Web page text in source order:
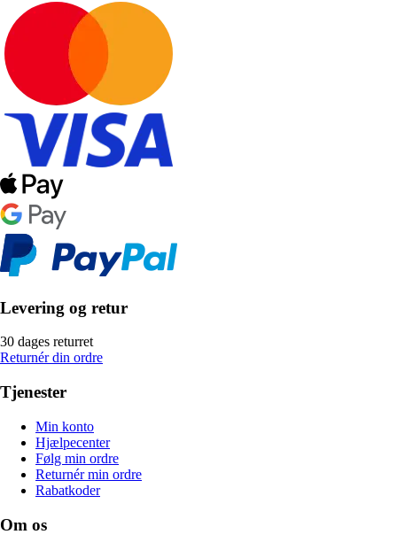
Levering og retur
30 dages returret
Returnér din ordre
Tjenester
Min konto
Hjælpecenter
Følg min ordre
Returnér min ordre
Rabatkoder
Om os